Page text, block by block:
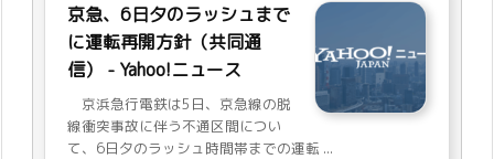
京急、6日夕のラッシュまで
に運転再開方針（共同通
信） - Yahoo!ニュース
京浜急行電鉄は5日、京急線の脱
線衝突事故に伴う不通区間につい
て、6日夕のラッシュ時間帯までの運転 ...